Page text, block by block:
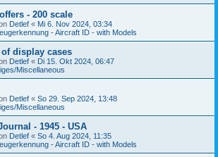
- 200 scale
Detlef « Mi 6. Nov 2024, 03:34
- Aircraft ID - with Models
display cases
Detlef « Di 15. Okt 2024, 06:47
Miscellaneous
Detlef « So 29. Sep 2024, 13:48
Miscellaneous
- 1945 - USA
Detlef « So 4. Aug 2024, 11:35
- Aircraft ID - with Models